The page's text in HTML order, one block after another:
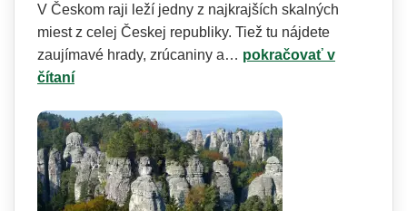
V Českom raji leží jedny z najkrajších skalných
miest z celej Českej republiky. Tiež tu nájdete
zaujímavé hrady, zrúcaniny a… pokračovať v
čítaní